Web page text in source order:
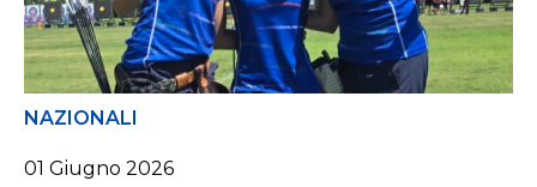
NAZIONALI
01 Giugno 2026